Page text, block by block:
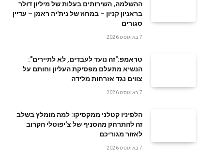
ההשלמה, השירותים בעלות של מיליון דולר
בראניון קניון – במחוז של נית'יה ראמן – עדיין
סגורים
7 באוגוסט 2026
טראמפ:"זה נועד לעבדים, לא לתיירים":
הנשיא מתעלם מפסיקת העליון וחותם על
צווים נגד אזרחות מלידה
7 באוגוסט 2026
הלפיניו קטלני ממקסיקו: למה מומלץ בשלב
זה להתרחק מהסניף של צ'יפוטלי הקרוב
לאזור מגוריכם
7 באוגוסט 2026